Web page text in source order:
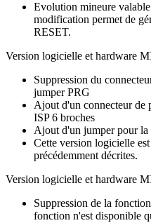
Evolution mineure
modification permet de
RESET.
Version logicielle et hardware
Suppression du
jumper PRG
Ajout d'un connecteur de
ISP 6 broches
Ajout d'un jumper pour la
Cette version logicielle
précédemment décrites.
Version logicielle et hardware
Suppression de la
fonction n'est disponible